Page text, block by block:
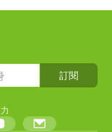
訂閱